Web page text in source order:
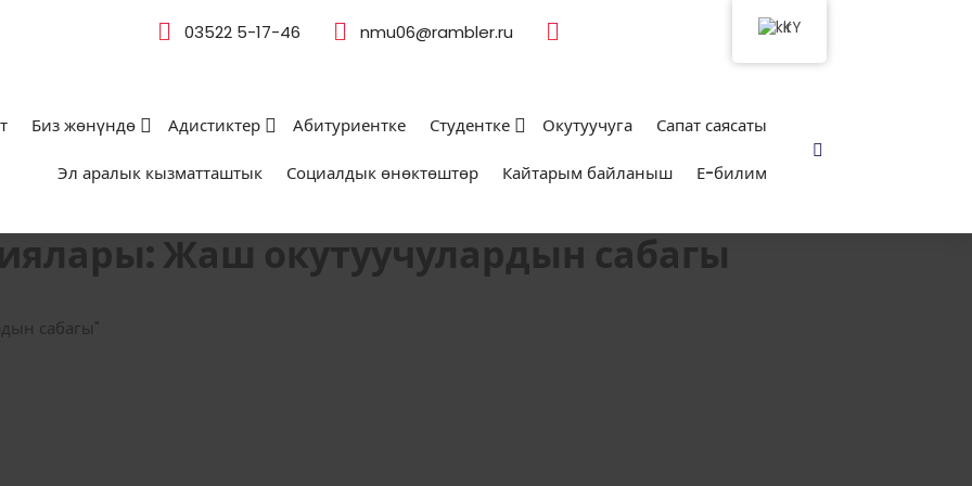
03522 5-17-46 nmu06@rambler.ru
Биз жөнүндө Адистиктер Абитуриентке Студентке Окутуучуга Сапат саясаты
Эл аралык кызматташтык Социалдык өнөктөштөр Кайтарым байланыш Е-билим
Жаш окутуучулардын сабагы
сабагы"
KY